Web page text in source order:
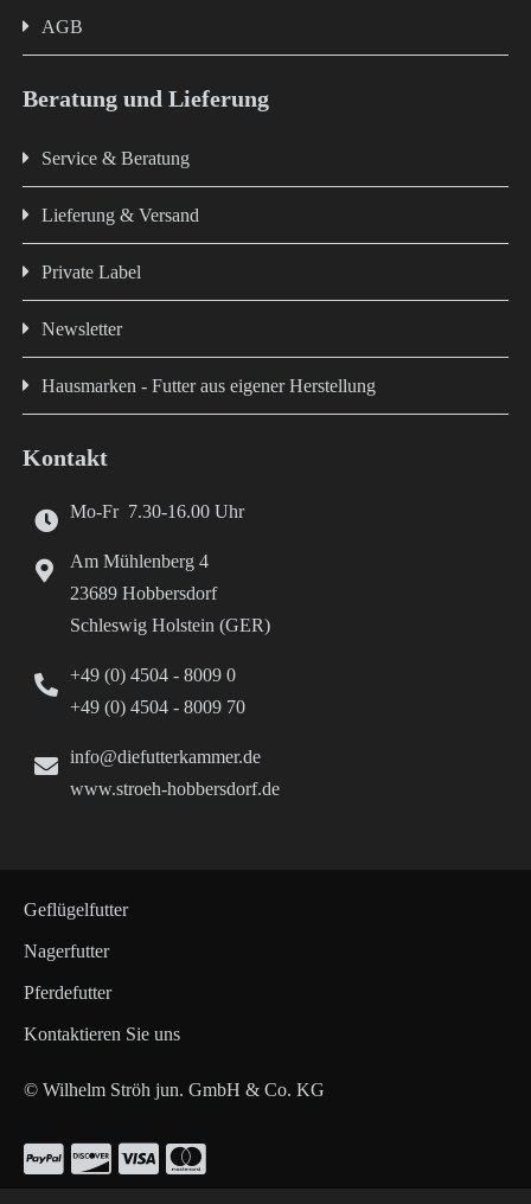
AGB
Beratung und Lieferung
Service & Beratung
Lieferung & Versand
Private Label
Newsletter
Hausmarken - Futter aus eigener Herstellung
Kontakt
Mo-Fr 7.30-16.00 Uhr
Am Mühlenberg 4
23689 Hobbersdorf
Schleswig Holstein (GER)
+49 (0) 4504 - 8009 0
+49 (0) 4504 - 8009 70
info@diefutterkammer.de
www.stroeh-hobbersdorf.de
Geflügelfutter
Nagerfutter
Pferdefutter
Kontaktieren Sie uns
© Wilhelm Ströh jun. GmbH & Co. KG